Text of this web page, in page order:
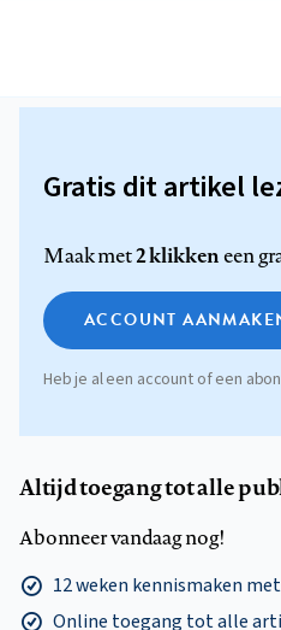
Gratis dit artikel
Maak met2 klikkeneen
ACCOUNT
Heb je al een account of een
Altijd toegang tot alle
Abonneer vandaag nog!
12 weken kennismaken
Online toegang tot alle